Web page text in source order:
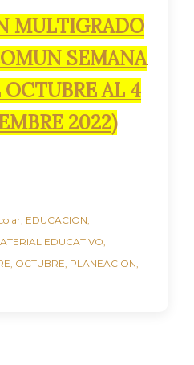
MULTIGRADO
SEMANA
OCTUBRE AL 4
2022)
EDUCACION
EDUCATIVO
OCTUBRE PLANEACION